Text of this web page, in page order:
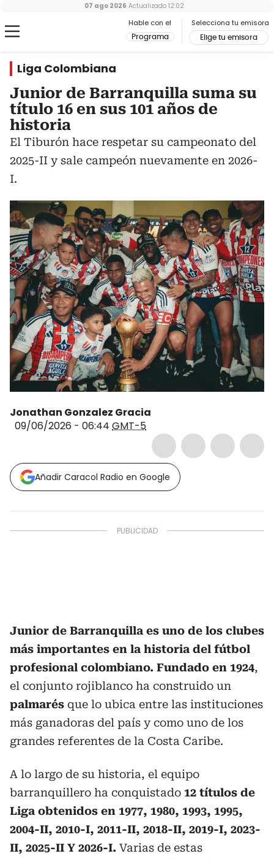
Hable con el
Programa
Selecciona tu emisora
Elige tu emisora
07 ago 2026 Actualizado 12:02
Liga Colombiana
Junior de Barranquilla suma su
título 16 en sus 101 años de
historia
El Tiburón hace respetar su campeonato del
2025-II y sale campeón nuevamente en 2026-
I.
Jonathan Gonzalez Gracia
09/06/2026 - 06:44 GMT-5
Añadir Caracol Radio en Google
Junior de Barranquilla es uno de los clubes
más importantes en la historia del fútbol
profesional colombiano. Fundado en 1924,
el conjunto rojiblanco ha construido un
palmarés que lo ubica entre las instituciones
más ganadoras del país y como uno de los
grandes referentes de la Costa Caribe.
A lo largo de su historia, el equipo
barranquillero ha conquistado 12 títulos de
Liga obtenidos en 1977, 1980, 1993, 1995,
2004-II, 2010-I, 2011-II, 2018-II, 2019-I, 2023-
II, 2025-II Y 2026-I. Varias de estas